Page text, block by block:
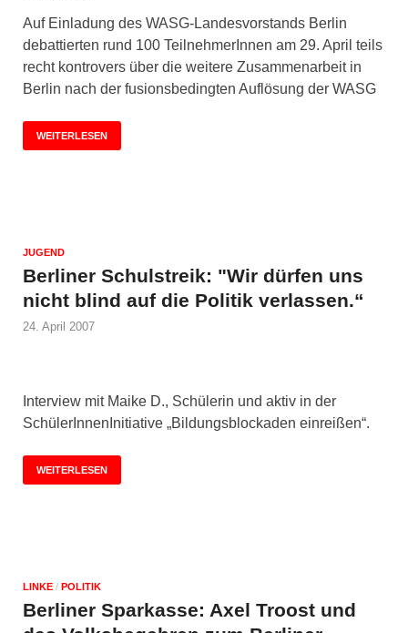
Auf Einladung des WASG-Landesvorstands Berlin
debattierten rund 100 TeilnehmerInnen am 29. April teils
recht kontrovers über die weitere Zusammenarbeit in
Berlin nach der fusionsbedingten Auflösung der WASG
WEITERLESEN
JUGEND
Berliner Schulstreik: "Wir dürfen uns
nicht blind auf die Politik verlassen.“
24. April 2007
Interview mit Maike D., Schülerin und aktiv in der
SchülerInnenInitiative „Bildungsblockaden einreißen“.
WEITERLESEN
LINKE / POLITIK
Berliner Sparkasse: Axel Troost und